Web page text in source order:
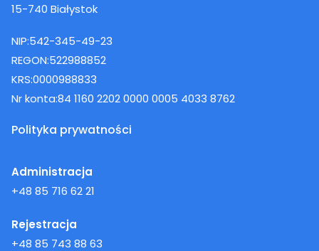
15-740 Białystok
NIP:542-345-49-23
REGON:522988852
KRS:0000988833
Nr konta:84 1160 2202 0000 0005 4033 8762
Polityka prywatności
Administracja
+48 85 716 62 21
Rejestracja
+48 85 743 88 63